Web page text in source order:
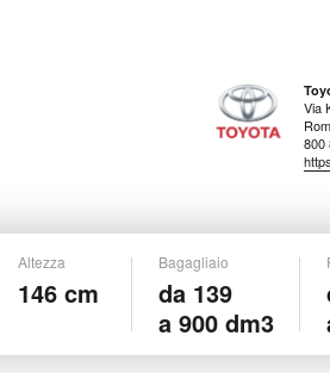
Via
800
Altezza
146 cm
Bagagliaio
da 139
a 900 dm3